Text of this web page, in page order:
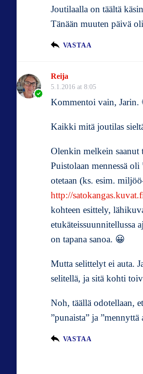
Joutilaalla on täältä
Tänään muuten päivä
VASTAA
Reija
5.1.2016 at 8:05
Kommentoi vain, Jarin.
Kaikki mitä joutilas
Olenkin melkein
Puistolaan mennessä
otetaan (ks. esim.
http://
kohteen esittely,
etukäteissuunnitellussa
on tapana sanoa. 😀
Mutta selittelyt ei auta.
selitellä, ja sitä kohti
Noh, täällä odotellaan,
”punaista” ja
VASTAA